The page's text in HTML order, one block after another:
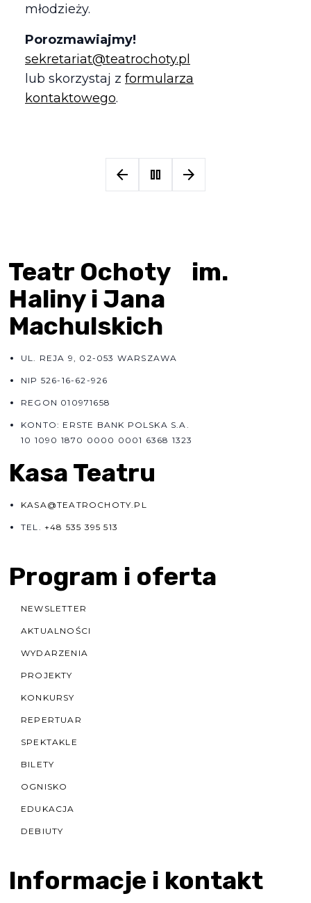
młodzieży.
Porozmawiajmy!
sekretariat@teatrochoty.pl
lub skorzystaj z formularza
kontaktowego.
arrow_back pause arrow_forward
Teatr Ochoty im.
Haliny i Jana
Machulskich
UL. REJA 9, 02-053 WARSZAWA
NIP 526-16-62-926
REGON 010971658
KONTO: ERSTE BANK POLSKA S.A.
10 1090 1870 0000 0001 6368 1323
Kasa Teatru
KASA@TEATROCHOTY.PL
TEL. +48 535 395 513
Program i oferta
NEWSLETTER
AKTUALNOŚCI
WYDARZENIA
PROJEKTY
KONKURSY
REPERTUAR
SPEKTAKLE
BILETY
OGNISKO
EDUKACJA
DEBIUTY
Informacje i kontakt